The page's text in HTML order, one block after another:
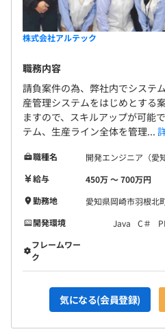
株式会社アルテック
職務内容
請負案件の為、弊社内でシステ
産管理システムをはじめとする
ますので、スキルアップが可能
テム、生産ライン全体を管理...
職種名
開発エンジニア（愛知
給与
450万 〜 700万円
勤務地
愛知県岡崎市羽根北
開発環境
Java C＃
フレームワー
ク
気になる(会員登録)